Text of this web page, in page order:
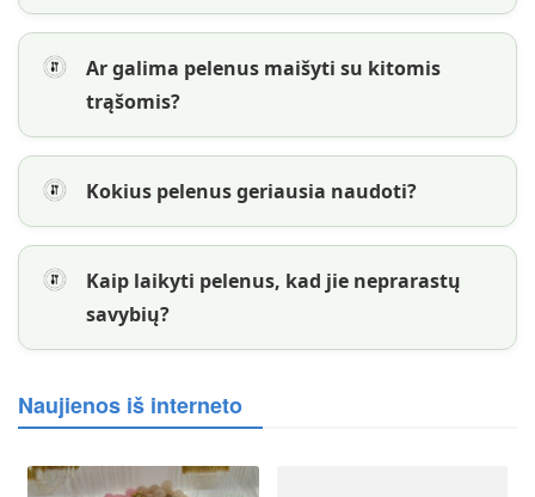
Ar galima pelenus maišyti su kitomis
trąšomis?
Kokius pelenus geriausia naudoti?
Kaip laikyti pelenus, kad jie neprarastų
savybių?
Naujienos iš interneto